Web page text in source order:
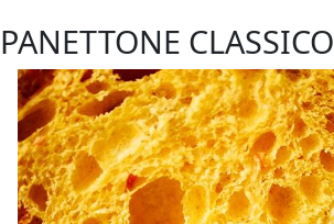
PANETTONE CLASSICO